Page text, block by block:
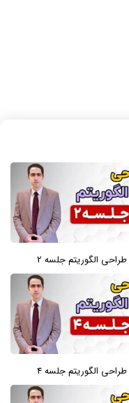
طراحی الگوریتم جلسه 2
طراحی الگوریتم جلسه 4